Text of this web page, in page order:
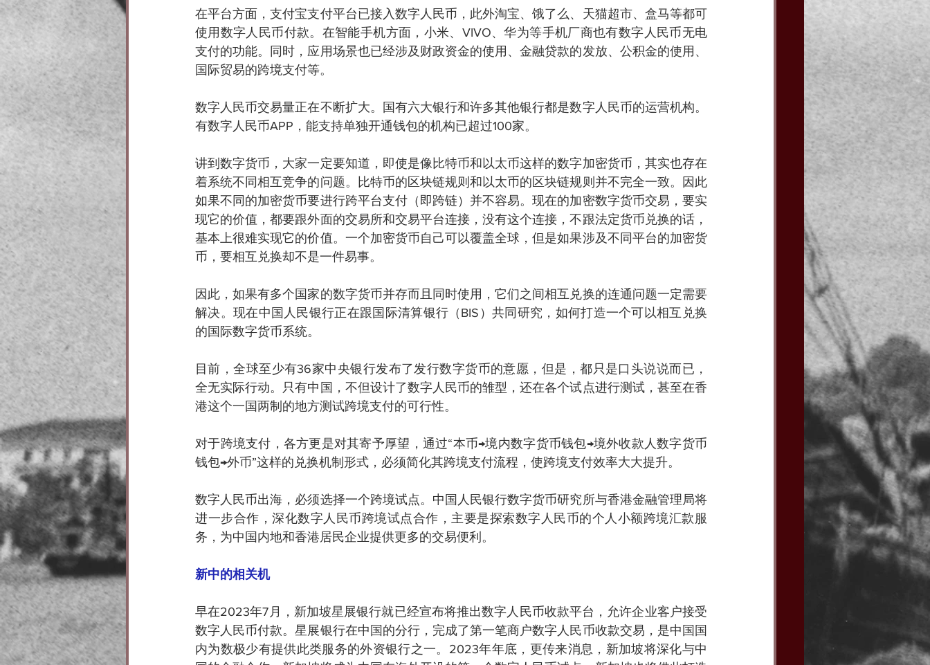
在平台方面，支付宝支付平台已接入数字人民币，此外淘宝、饿了么、天猫超市、盒马等都可
使用数字人民币付款。在智能手机方面，小米、VIVO、华为等手机厂商也有数字人民币无电
支付的功能。同时，应用场景也已经涉及财政资金的使用、金融贷款的发放、公积金的使用、
国际贸易的跨境支付等。
数字人民币交易量正在不断扩大。国有六大银行和许多其他银行都是数字人民币的运营机构。
有数字人民币APP，能支持单独开通钱包的机构已超过100家。
讲到数字货币，大家一定要知道，即使是像比特币和以太币这样的数字加密货币，其实也存在
着系统不同相互竞争的问题。比特币的区块链规则和以太币的区块链规则并不完全一致。因此
如果不同的加密货币要进行跨平台支付（即跨链）并不容易。现在的加密数字货币交易，要实
现它的价值，都要跟外面的交易所和交易平台连接，没有这个连接，不跟法定货币兑换的话，
基本上很难实现它的价值。一个加密货币自己可以覆盖全球，但是如果涉及不同平台的加密货
币，要相互兑换却不是一件易事。
因此，如果有多个国家的数字货币并存而且同时使用，它们之间相互兑换的连通问题一定需要
解决。现在中国人民银行正在跟国际清算银行（BIS）共同研究，如何打造一个可以相互兑换
的国际数字货币系统。
目前，全球至少有36家中央银行发布了发行数字货币的意愿，但是，都只是口头说说而已，
全无实际行动。只有中国，不但设计了数字人民币的雏型，还在各个试点进行测试，甚至在香
港这个一国两制的地方测试跨境支付的可行性。
对于跨境支付，各方更是对其寄予厚望，通过“本币→境内数字货币钱包→境外收款人数字货币
钱包→外币”这样的兑换机制形式，必须简化其跨境支付流程，使跨境支付效率大大提升。
数字人民币出海，必须选择一个跨境试点。中国人民银行数字货币研究所与香港金融管理局将
进一步合作，深化数字人民币跨境试点合作，主要是探索数字人民币的个人小额跨境汇款服
务，为中国内地和香港居民企业提供更多的交易便利。
新中的相关机
早在2023年7月，新加坡星展银行就已经宣布将推出数字人民币收款平台，允许企业客户接受
数字人民币付款。星展银行在中国的分行，完成了第一笔商户数字人民币收款交易，是中国国
内为数极少有提供此类服务的外资银行之一。2023年年底，更传来消息，新加坡将深化与中